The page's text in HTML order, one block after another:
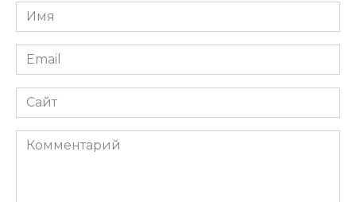
Имя
*
Email
*
Сайт
Комментарий